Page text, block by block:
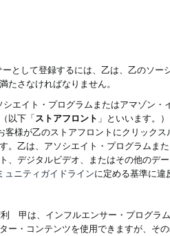
として登録するには、乙は、乙のソー
たさなければなりません。
エイト・プログラムまたはアマゾン・
以下「ストアフロント 」といいます。
客様が乙のストアフロントにクリック
。乙は、アソシエイト・プログラム
、デジタルビデオ、またはその他のデ
ュニティガイドラインに定める基準に違
甲は、インフルエンサー・プログラ
ー・コンテンツを使用できますが、そ